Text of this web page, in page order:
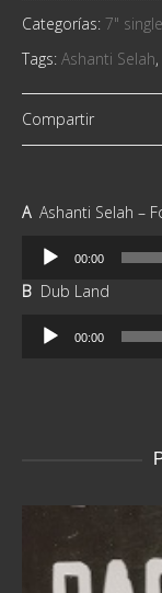
Categorías: 7" single
Tags: Ashanti Selah,
Compartir
A Ashanti Selah –
Reproductor
audio
00:00
B Dub Land
Reproductor
00:00